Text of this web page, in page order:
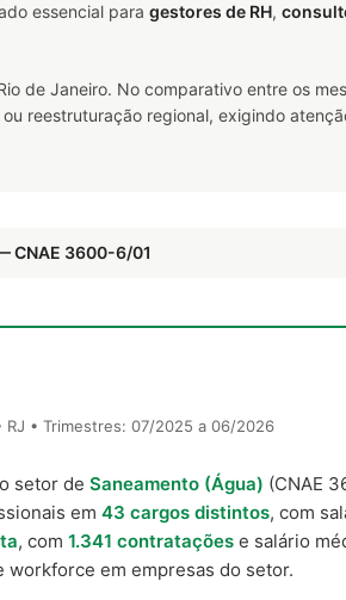
essencial para gestores de RH,
de Janeiro. No comparativo entre os
reestruturação regional, exigindo
CNAE 3600-6/01
• Trimestres: 07/2025 a 06/2026
setor de Saneamento (Água) (CNAE
em 43 cargos distintos, com
, com 1.341 contratações e salário
em empresas do setor.